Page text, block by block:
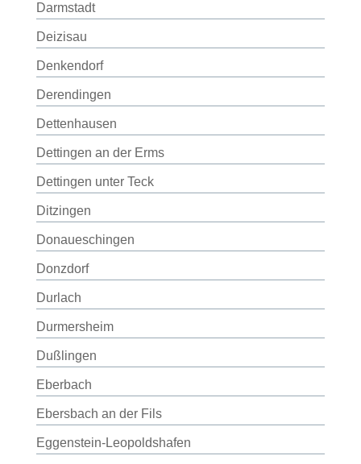
Darmstadt
Deizisau
Denkendorf
Derendingen
Dettenhausen
Dettingen an der Erms
Dettingen unter Teck
Ditzingen
Donaueschingen
Donzdorf
Durlach
Durmersheim
Dußlingen
Eberbach
Ebersbach an der Fils
Eggenstein-Leopoldshafen